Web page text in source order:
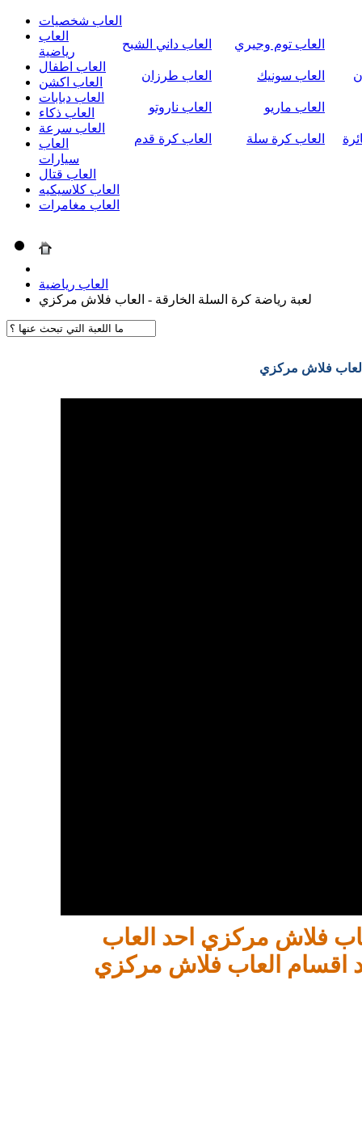
العاب شخصيات
العاب توم وجيري
العاب داني الشبح
العاب سونيك العاب طرزان
العاب ماريو العاب ناروتو
العاب
رياضية
العاب كرة سلة العاب كرة قدم
العاب اطفال
العاب اكشن
العاب دبابات
العاب ذكاء
العاب سرعة
العاب
سيارات
العاب قتال
العاب كلاسيكيه
العاب مغامرات
العاب رياضية
لعبة رياضة كرة السلة الخارقة - العاب فلاش مركزي
العاب فلاش مركزي
فلاش مركزي احد العاب
اقسام العاب فلاش مركزي